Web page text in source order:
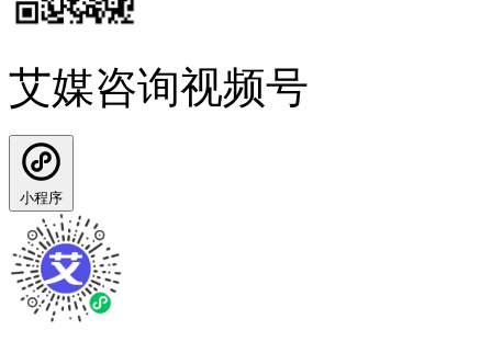
艾媒咨询视频号
小程序